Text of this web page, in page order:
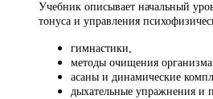
Учебник описывает начальный
тонуса и управления
гимнастики,
методы очищения
асаны и динамические
дыхательные упражнения и